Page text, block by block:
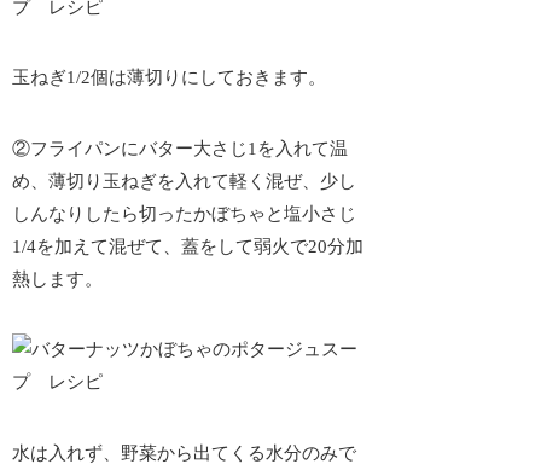
玉ねぎ1/2個は薄切りにしておきます。
②フライパンにバター大さじ1を入れて温
め、薄切り玉ねぎを入れて軽く混ぜ、少し
しんなりしたら切ったかぼちゃと塩小さじ
1/4を加えて混ぜて、蓋をして弱火で20分加
熱します。
水は入れず、野菜から出てくる水分のみで